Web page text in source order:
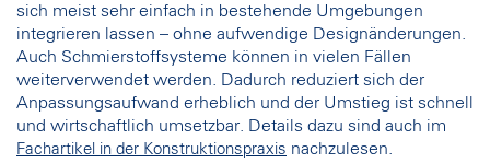
sich meist sehr einfach in bestehende Umgebungen
integrieren lassen – ohne aufwendige Designänderungen.
Auch Schmierstoffsysteme können in vielen Fällen
weiterverwendet werden. Dadurch reduziert sich der
Anpassungsaufwand erheblich und der Umstieg ist schnell
und wirtschaftlich umsetzbar. Details dazu sind auch im
Fachartikel in der Konstruktionspraxis nachzulesen.